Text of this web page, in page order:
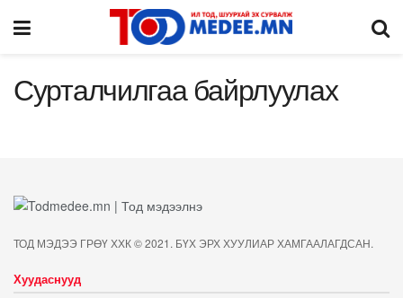
Сурталчилгаа байрлуулах
ТОД МЭДЭЭ ГРӨҮ ХХК © 2021. БҮХ ЭРХ ХУУЛИАР ХАМГААЛАГДСАН.
Хуудаснууд